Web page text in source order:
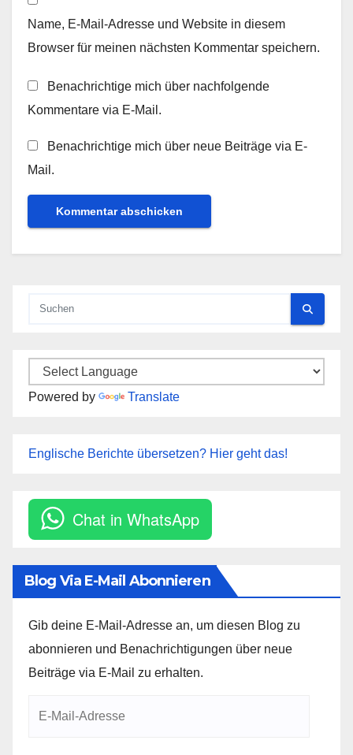
Name, E-Mail-Adresse und Website in diesem
Browser für meinen nächsten Kommentar speichern.
Benachrichtige mich über nachfolgende
Kommentare via E-Mail.
Benachrichtige mich über neue Beiträge via E-
Mail.
Powered by Translate
Englische Berichte übersetzen? Hier geht das!
Chat in WhatsApp
Blog Via E-Mail Abonnieren
Gib deine E-Mail-Adresse an, um diesen Blog zu
abonnieren und Benachrichtigungen über neue
Beiträge via E-Mail zu erhalten.